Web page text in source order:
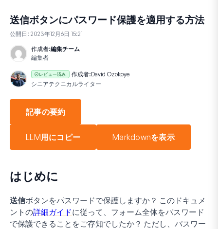
送信ボタンにパスワード保護を適用する方法
公開日: 2023年12月6日 15:21
作成者:編集チーム
編集者
レビュー済み 作成者:David Ozokoye
シニアテクニカルライター
記事の要約
LLM用にコピー Markdownを表示
はじめに
送信ボタンをパスワードで保護しますか？ このドキュメ
ントの詳細ガイドに従って、フォーム全体をパスワード
で保護できることをご存知でしたか？ ただし、パスワー